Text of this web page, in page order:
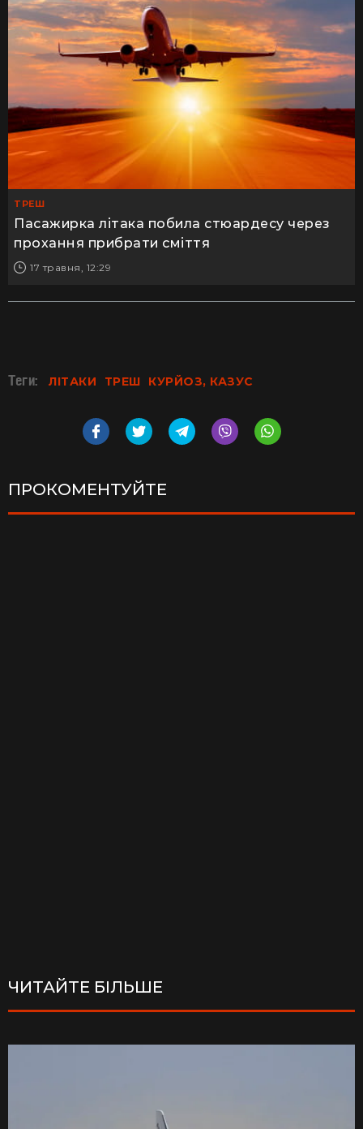
ТРЕШ
Пасажирка літака побила стюардесу через
прохання прибрати сміття
17 травня, 12:29
Теги: ЛІТАКИ ТРЕШ КУРЙОЗ, КАЗУС
ПРОКОМЕНТУЙТЕ
ЧИТАЙТЕ БІЛЬШЕ